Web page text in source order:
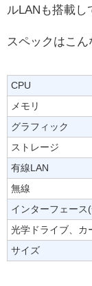
ルLANも搭載し
スペックはこん
CPU
メモリ
グラフィック
ストレージ
有線LAN
無線
インターフェース
光学ドライブ、カ
サイズ